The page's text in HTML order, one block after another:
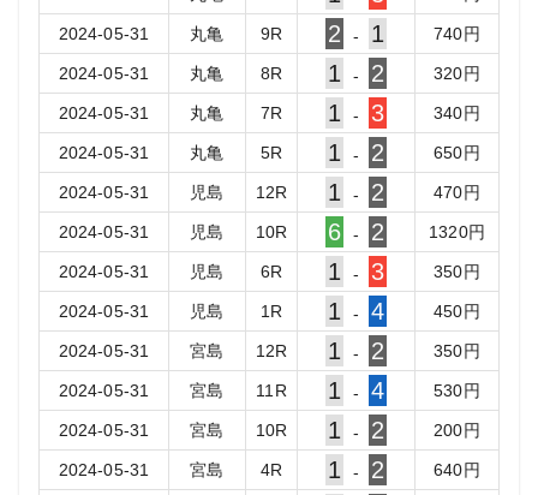
2024-05-31 丸亀 9R 2 - 1 740円
2024-05-31 丸亀 8R 1 - 2 320円
2024-05-31 丸亀 7R 1 - 3 340円
2024-05-31 丸亀 5R 1 - 2 650円
2024-05-31 児島 12R 1 - 2 470円
2024-05-31 児島 10R 6 - 2 1320円
2024-05-31 児島 6R 1 - 3 350円
2024-05-31 児島 1 R 1 - 4 450円
2024-05-31 宮島 12R 1 - 2 350円
2024-05-31 宮島 11 R 1 - 4 530円
2024-05-31 宮島 10R 1 - 2 200円
2024-05-31 宮島 4R 1 - 2 640円